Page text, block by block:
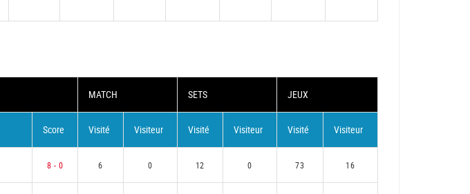
MATCH SETS JEUX
Score Visité Visiteur Visité Visiteur Visité Visiteur
8 - 0 6 0 12 0 73 16